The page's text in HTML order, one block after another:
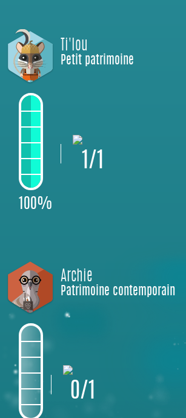
Ti'lou
Petit patrimoine
100%
1/1
Archie
Patrimoine contemporain
0/1